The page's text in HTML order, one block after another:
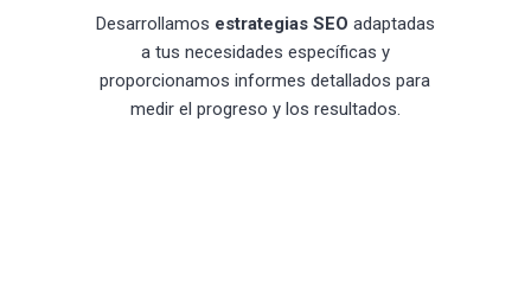
Desarrollamos estrategias SEO adaptadas
a tus necesidades específicas y
proporcionamos informes detallados para
medir el progreso y los resultados.